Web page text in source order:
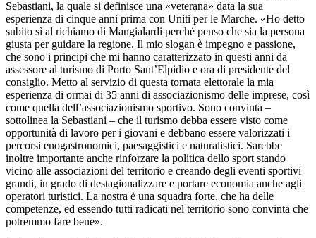
Sebastiani, la quale si definisce una «veterana» data la sua
esperienza di cinque anni prima con Uniti per le Marche. «Ho detto
subito sì al richiamo di Mangialardi perché penso che sia la persona
giusta per guidare la regione. Il mio slogan è impegno e passione,
che sono i principi che mi hanno caratterizzato in questi anni da
assessore al turismo di Porto Sant’Elpidio e ora di presidente del
consiglio. Metto al servizio di questa tornata elettorale la mia
esperienza di ormai di 35 anni di associazionismo delle imprese, così
come quella dell’associazionismo sportivo. Sono convinta –
sottolinea la Sebastiani – che il turismo debba essere visto come
opportunità di lavoro per i giovani e debbano essere valorizzati i
percorsi enogastronomici, paesaggistici e naturalistici. Sarebbe
inoltre importante anche rinforzare la politica dello sport stando
vicino alle associazioni del territorio e creando degli eventi sportivi
grandi, in grado di destagionalizzare e portare economia anche agli
operatori turistici. La nostra è una squadra forte, che ha delle
competenze, ed essendo tutti radicati nel territorio sono convinta che
potremmo fare bene».